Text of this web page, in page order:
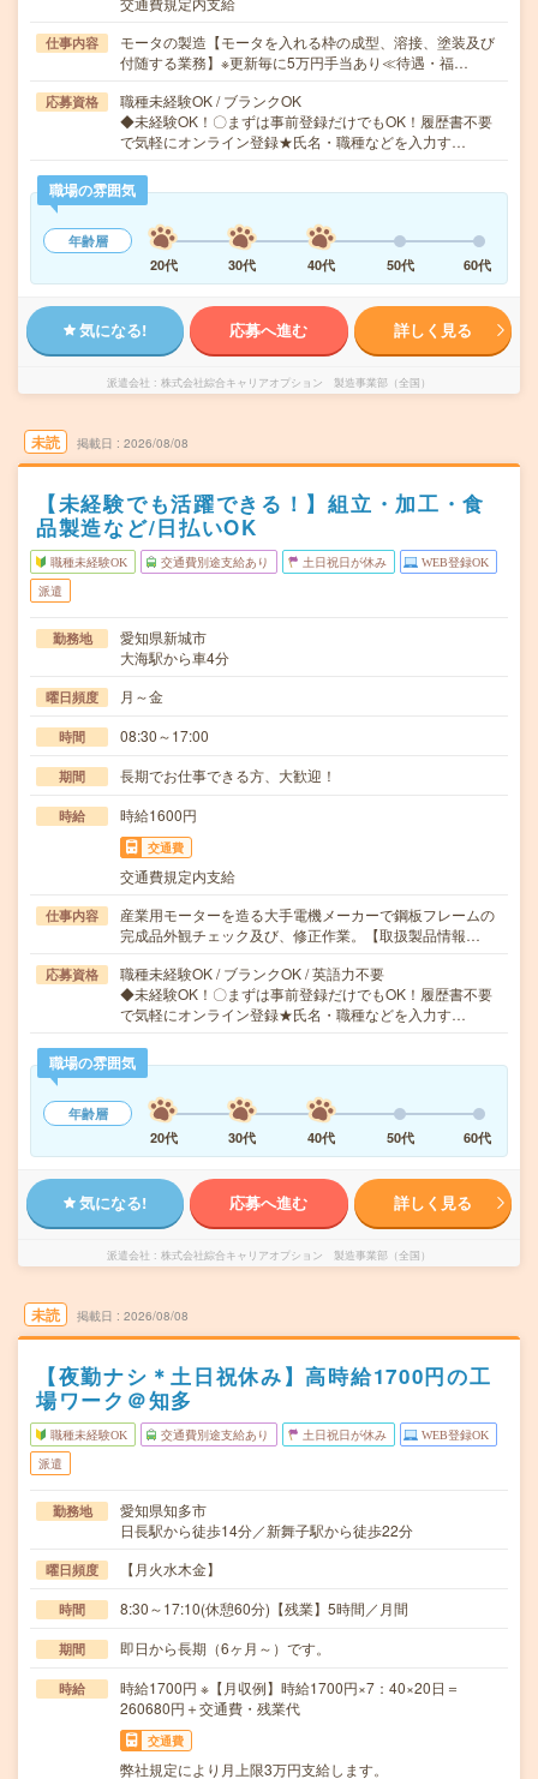
仕事内容
モータの製造【モータを入れる枠の成型、溶接、塗装及び
付随する業務】※更新毎に5万円手当あり≪待遇・福…
応募資格
職種未経験OK / ブランクOK
◆未経験OK！〇まずは事前登録だけでもOK！履歴書不要
で気軽にオンライン登録★氏名・職種などを入力す…
職場の雰囲気
年齢層
20代
30代 40代 50代 60代
気になる! 応募へ進む 詳しく見る
派遣会社 株式会社綜合キャリアオプション 製造事業部（全国）
未読 掲載日 2026/08/08
【未経験でも活躍できる！】組立・加工・食
品製造など/日払いOK
職種未経験OK 交通費別途支給あり 土日祝日が休み WEB登録OK
派遣
勤務地
愛知県新城市
大海駅から車4分
曜日頻度 月～金
時間 08:30～17:00
期間 長期でお仕事できる方、大歓迎！
時給 時給1600円
交通費
交通費規定内支給
仕事内容
産業用モーターを造る大手電機メーカーで鋼板フレームの
完成品外観チェック及び、修正作業。【取扱製品情報…
応募資格
職種未経験OK / ブランクOK / 英語力不要
◆未経験OK！〇まずは事前登録だけでもOK！履歴書不要
で気軽にオンライン登録★氏名・職種などを入力す…
職場の雰囲気
年齢層
20代
30代 40代 50代 60代
気になる! 応募へ進む 詳しく見る
派遣会社 株式会社綜合キャリアオプション 製造事業部（全国）
未読 掲載日 2026/08/08
【夜勤ナシ＊土日祝休み】高時給1700円の工
場ワーク＠知多
職種未経験OK 交通費別途支給あり 土日祝日が休み WEB登録OK
派遣
勤務地
愛知県知多市
日長駅から徒歩14分／新舞子駅から徒歩22分
曜日頻度 【月火水木金】
時間 8:30～17:10(休憩60分)【残業】5時間／月間
期間 即日から長期（6ヶ月～）です。
時給
時給1700円 ※【月収例】時給1700円×7：40×20日＝
260680円＋交通費・残業代
交通費
弊社規定により月上限3万円支給します。